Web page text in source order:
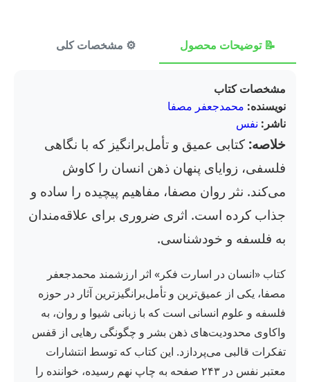
📝 توضیحات محصول ⚙️ مشخصات کلی
مشخصات کتاب
نویسنده: محمدجعفر مصفا
ناشر: نفس
خلاصه: کتابی عمیق و تأمل‌برانگیز که با نگاهی
فلسفی، زوایای پنهان ذهن انسان را کاوش
می‌کند. نثر روان مصفا، مفاهیم پیچیده را ساده و
جذاب کرده است. اثری ضروری برای علاقه‌مندان
به فلسفه و خودشناسی.
کتاب «انسان در اسارت فکر» اثر ارزشمند محمدجعفر
مصفا، یکی از عمیق‌ترین و تأمل‌برانگیزترین آثار در حوزه
فلسفه و علوم انسانی است که با زبانی شیوا و روان، به
واکاوی محدودیت‌های ذهن بشر و چگونگی رهایی از قفس
تفکرات قالبی می‌پردازد. این کتاب که توسط انتشارات
معتبر نفس در ۲۴۳ صفحه به چاپ نهم رسیده، خواننده را